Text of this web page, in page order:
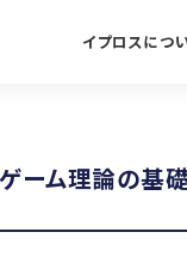
イプロスにつ
ーム理論の基